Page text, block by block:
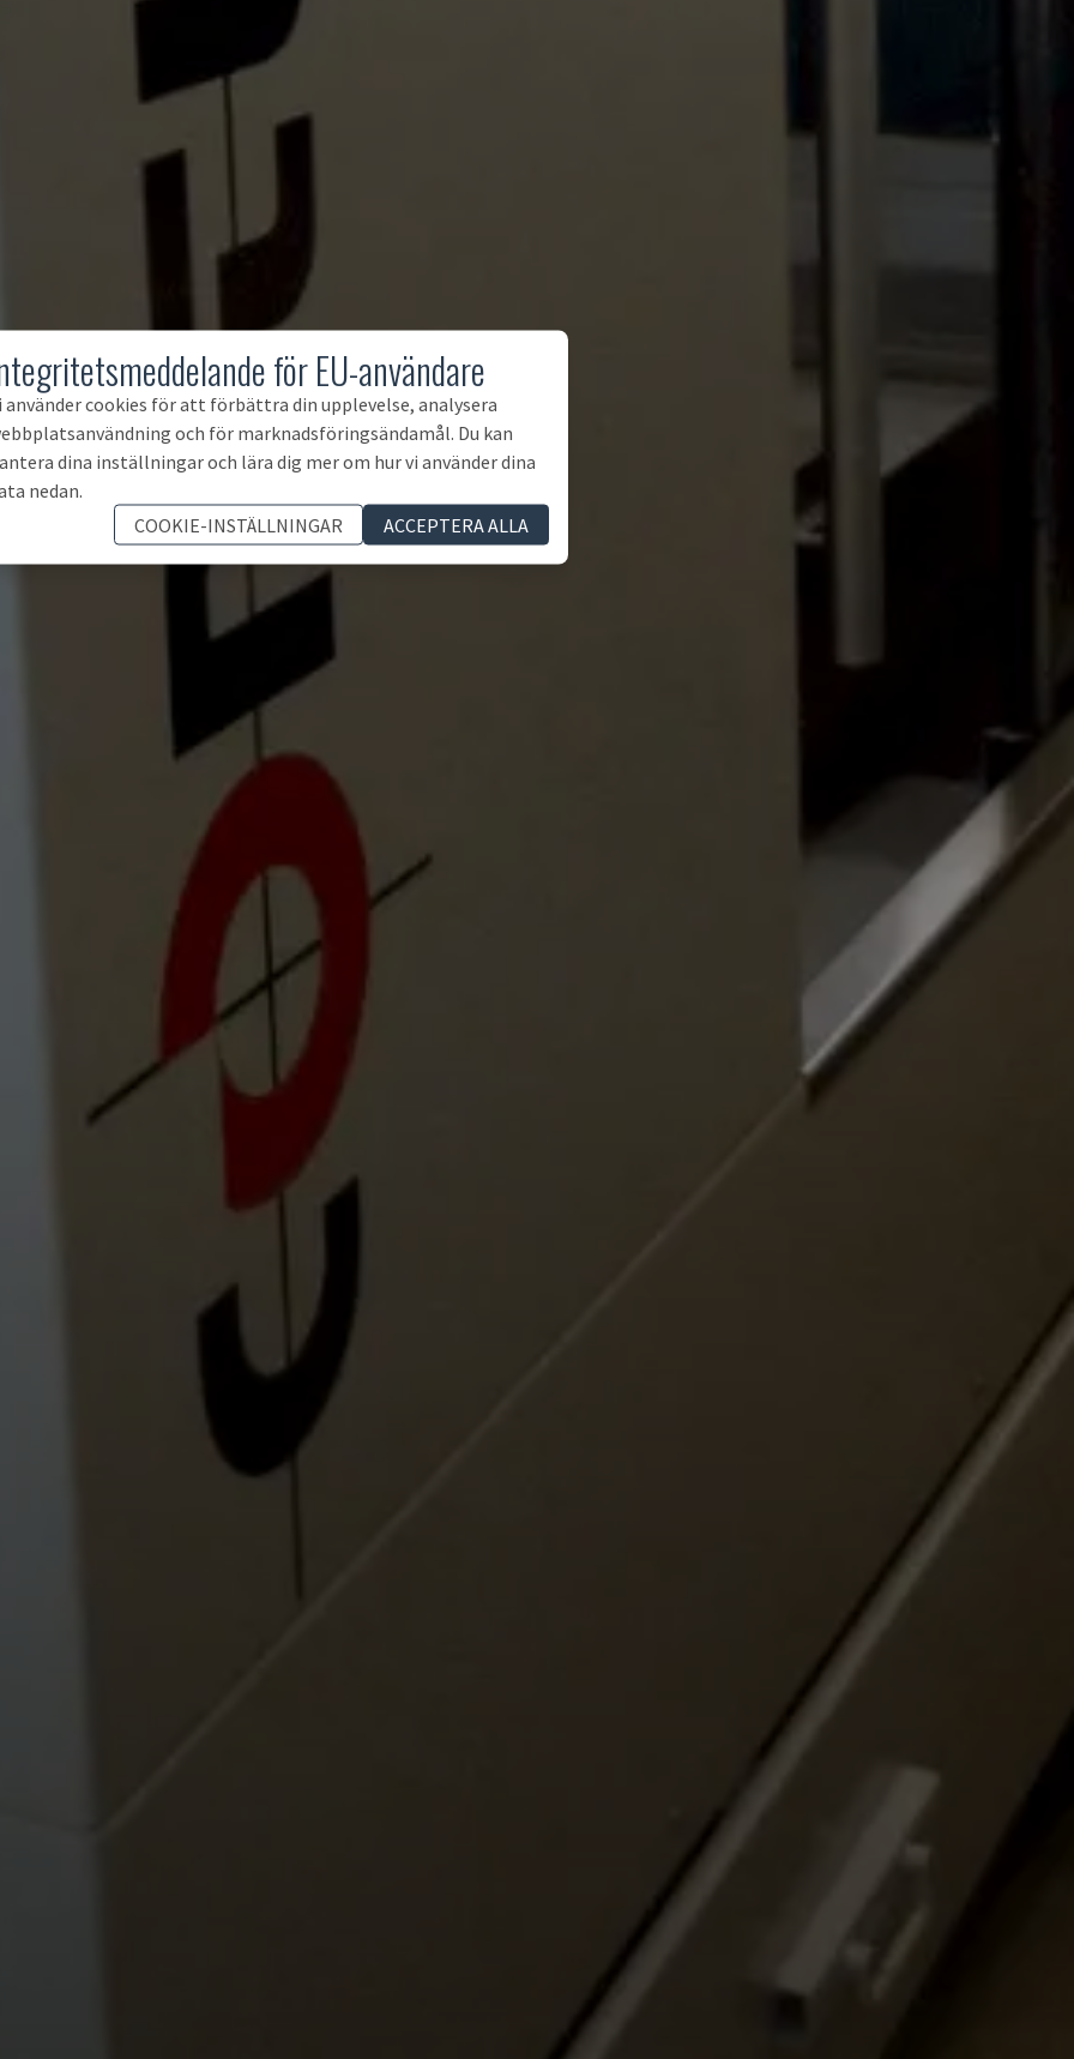
för EU-användare
använder cookies för att förbättra din upplevelse, analysera
och för marknadsföringsändamål. Du kan
dina inställningar och lära dig mer om hur vi använder dina
nedan.
COOKIE-INSTÄLLNINGAR
ACCEPTERA ALLA